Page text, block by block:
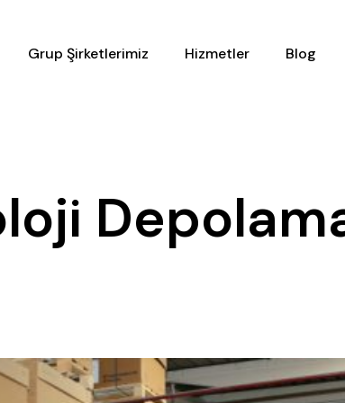
Grup Şirketlerimiz Hizmetler Blog